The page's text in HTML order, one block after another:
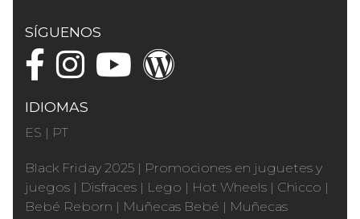
SÍGUENOS
IDIOMAS
ES | PT
Black Friday 2025 | Promociones en juguetes y
juegos | Disfraces | Lego | Hot Wheels | Chicco |
Bebé Reborn | Muñecas Bebé | Muñecas